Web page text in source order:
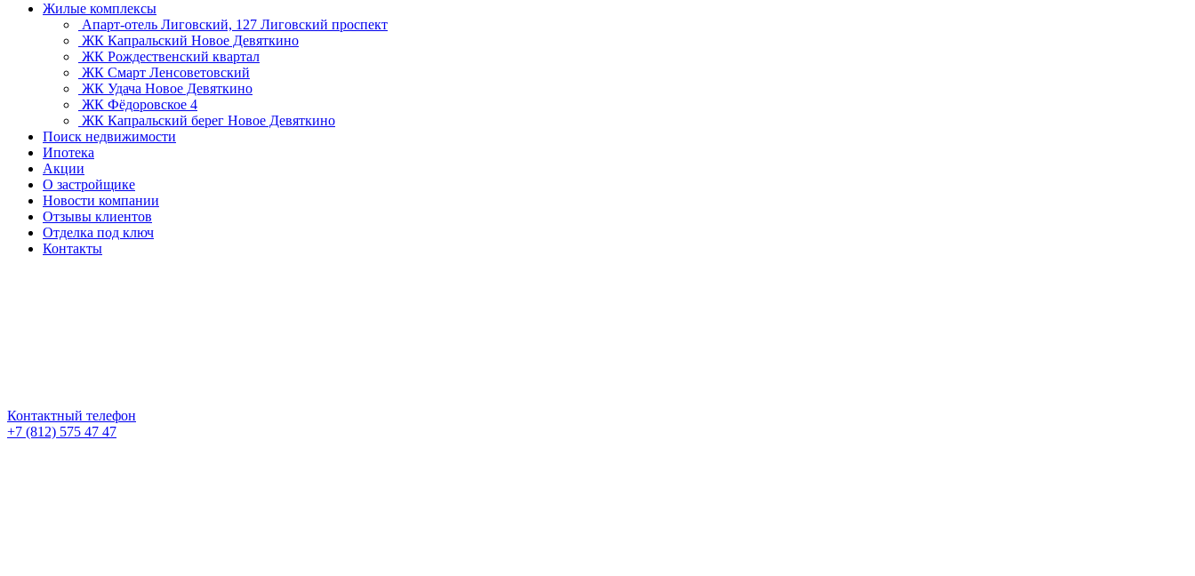
Жилые комплексы
Апарт-отель Лиговский, 127 Лиговский проспект
ЖК Капральский Новое Девяткино
ЖК Рождественский квартал
ЖК Смарт Ленсоветовский
ЖК Удача Новое Девяткино
ЖК Фёдоровское 4
ЖК Капральский берег Новое Девяткино
Поиск недвижимости
Ипотека
Акции
О застройщике
Новости компании
Отзывы клиентов
Отделка под ключ
Контакты
Контактный телефон
+7 (812) 575 47 47